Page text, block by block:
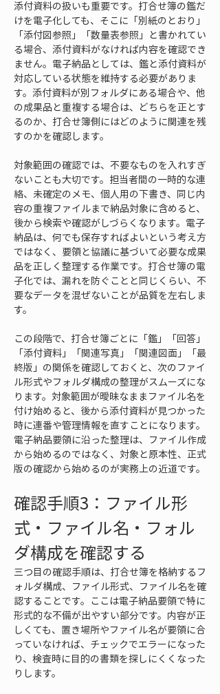
添付資料の扱いも重要です。打合せ簿の鑑だ
けを電子化しても、そこに「別紙のとおり」
「添付図参照」「数量表参照」と書かれてい
る場合、添付資料がなければ内容を確認でき
ません。電子納品としては、鑑と添付資料が
対応している状態を維持する必要がありま
す。添付資料が別フォルダにある場合や、他
の成果品と重複する場合は、どちらを正とす
るのか、打合せ簿側にはどのように関連を残
すのかを確認します。
対象範囲の確認では、不要なものを入れすぎ
ないことも大切です。担当者間の一時的な連
絡、未確定のメモ、個人用の下書き、同じ内
容の重複ファイルまで納品対象に含めると、
後から検索や確認がしづらくなります。電子
納品は、何でも保存すればよいという考え方
ではなく、要領と協議に基づいて必要な成果
品を正しく整理する作業です。打合せ簿の電
子化では、漏れを防ぐことと同じくらい、不
要なデータを混ぜないことが品質を左右しま
す。
この段階で、打合せ簿ごとに「鑑」「回答」
「添付資料」「関連写真」「関連図面」「最
終版」の関係を確認しておくと、次のファイ
ル形式やフォルダ構成の整理がスムーズにな
ります。対象範囲が曖昧なままファイル名を
付け始めると、後から添付資料が見つかった
時に連番や管理情報を直すことになります。
電子納品要領に沿った整理は、ファイル作成
から始めるのではなく、対象と原本性、正式
版の確認から始めるのが実務上の近道です。
確認手順3：ファイル形
式・ファイル名・フォル
ダ構成を確認する
三つ目の確認手順は、打合せ簿を格納するフ
ォルダ構成、ファイル形式、ファイル名を確
認することです。ここは電子納品要領で特に
形式的な不備が出やすい部分です。内容が正
しくても、置き場所やファイル名が要領に合
っていなければ、チェックでエラーになった
り、検査時に目的の書類を探しにくくなった
りします。